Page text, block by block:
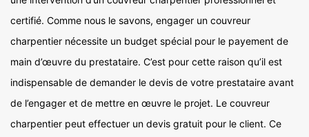
certifié. Comme nous le savons, engager un couvreur
charpentier nécessite un budget spécial pour le payement de
main d’œuvre du prestataire. C’est pour cette raison qu’il est
indispensable de demander le devis de votre prestataire avant
de l’engager et de mettre en œuvre le projet. Le couvreur
charpentier peut effectuer un devis gratuit pour le client. Ce